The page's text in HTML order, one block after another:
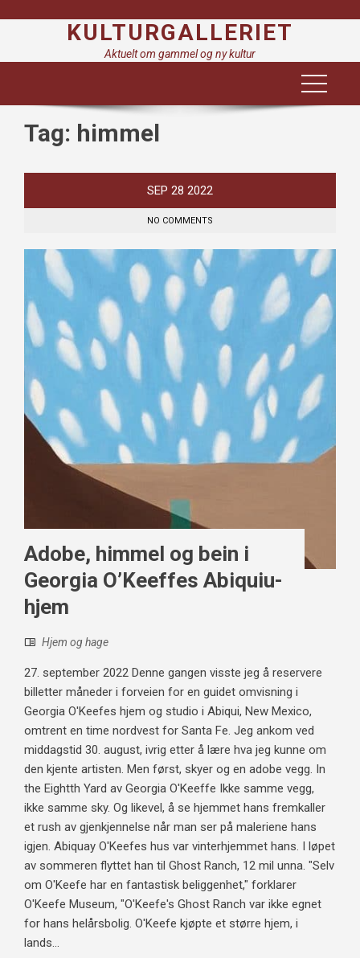
KULTURGALLERIET
Aktuelt om gammel og ny kultur
Tag: himmel
SEP 28 2022
NO COMMENTS
Adobe, himmel og bein i
Georgia O’Keeffes Abiquiu-
hjem
Hjem og hage
27. september 2022 Denne gangen visste jeg å reservere
billetter måneder i forveien for en guidet omvisning i
Georgia O'Keefes hjem og studio i Abiqui, New Mexico,
omtrent en time nordvest for Santa Fe. Jeg ankom ved
middagstid 30. august, ivrig etter å lære hva jeg kunne om
den kjente artisten. Men først, skyer og en adobe vegg. In
the Eightth Yard av Georgia O'Keeffe Ikke samme vegg,
ikke samme sky. Og likevel, å se hjemmet hans fremkaller
et rush av gjenkjennelse når man ser på maleriene hans
igjen. Abiquay O'Keefes hus var vinterhjemmet hans. I løpet
av sommeren flyttet han til Ghost Ranch, 12 mil unna. "Selv
om O'Keefe har en fantastisk beliggenhet," forklarer
O'Keefe Museum, "O'Keefe's Ghost Ranch var ikke egnet
for hans helårsbolig. O'Keefe kjøpte et større hjem, i
lands...